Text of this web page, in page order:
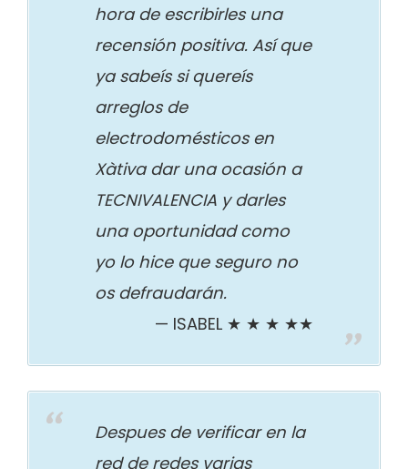
hora de escribirles una
recensión positiva. Así que
ya sabeís si quereís
arreglos de
electrodomésticos en
Xàtiva dar una ocasión a
TECNIVALENCIA y darles
una oportunidad como
yo lo hice que seguro no
os defraudarán.
ISABEL ★ ★ ★ ★★
Despues de verificar en la
red de redes varias